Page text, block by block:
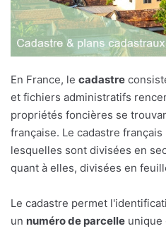
En France, le cadastre
et fichiers administratifs
propriétés foncières se
française. Le cadastre
lesquelles sont divisées en
quant à elles, divisées en
Le cadastre permet
un numéro de parcelle unique